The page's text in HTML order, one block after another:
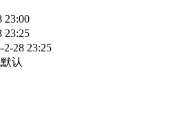
23:00
23:25
2-28 23:25
认